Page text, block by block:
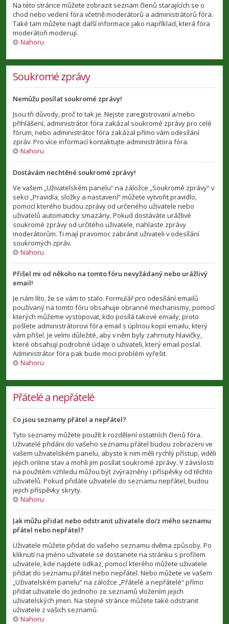
Na této stránce můžete zobrazit seznam členů starajících se o
chod nebo vedení fóra včetně moderátorů a administrátorů fóra.
Také tam můžete najít další informace jako například, která fóra
moderátoři moderují.
Nahoru
Soukromé zprávy
Nemůžu posílat soukromé zprávy!
Jsou tři důvody, proč to tak je. Nejste zaregistrovaní a/nebo
přihlášení, administrátor fóra zakázal soukromé zprávy pro celé
fórum, nebo administrátor fóra zakázal přímo vám odesílání
zpráv. Pro více informací kontaktujte administrátora fóra.
Nahoru
Dostávám nechtěné soukromé zprávy!
Ve vašem „Uživatelském panelu“ na záložce „Soukromé zprávy“ v
sekci „Pravidla, složky a nastavení“ můžete vytvořit pravidlo,
pomocí kterého budou zprávy od určeného uživatele nebo
uživatelů automaticky smazány. Pokud dostáváte urážlivé
soukromé zprávy od určitého uživatele, nahlaste zprávy
moderátorům. Ti mají pravomoc zabránit uživateli v odesílání
soukromých zpráv.
Nahoru
Přišel mi od někoho na tomto fóru nevyžádaný nebo urážlivý
email!
Je nám líto, že se vám to stalo. Formulář pro odesílání emailů
používaný na tomto fóru obsahuje obranné mechanismy, pomocí
kterých můžeme vystopovat, kdo posílá takové emaily, proto
pošlete administrátorovi fóra email s úplnou kopií emailu, který
vám přišel. Je velmi důležité, aby v něm byly zahrnuty hlavičky,
které obsahují podrobné údaje o uživateli, který email poslal.
Administrátor fóra pak bude moci problém vyřešit.
Nahoru
Přátelé a nepřátelé
Co jsou seznamy přátel a nepřátel?
Tyto seznamy můžete použít k rozdělení ostatních členů fóra.
Uživatelé přidáni do vašeho seznamu přátel budou zobrazeni ve
vašem uživatelském panelu, abyste k nim měli rychlý přístup, viděli
jejich online stav a mohli jim posílat soukromé zprávy. V závislosti
na použitém vzhledu můžou být zvýrazněny i příspěvky od těchto
uživatelů. Pokud přidáte uživatele do seznamu nepřátel, budou
jejich příspěvky skryty.
Nahoru
Jak můžu přidat nebo odstranit uživatele do/z mého seznamu
přátel nebo nepřátel?
Uživatele můžete přidat do vašeho seznamu dvěma způsoby. Po
kliknutí na jméno uživatele se dostanete na stránku s profilem
uživatele, kde najdete odkaz, pomocí kterého můžete uživatele
přidat do seznamu přátel nebo nepřátel. Nebo můžete ve vašem
„Uživatelském panelu“ na záložce „Přátelé a nepřátelé“ přímo
přidat uživatele do jednoho ze seznamů vložením jejich
uživatelských jmen. Na stejné stránce můžete také odstranit
uživatele z vašich seznamů.
Nahoru